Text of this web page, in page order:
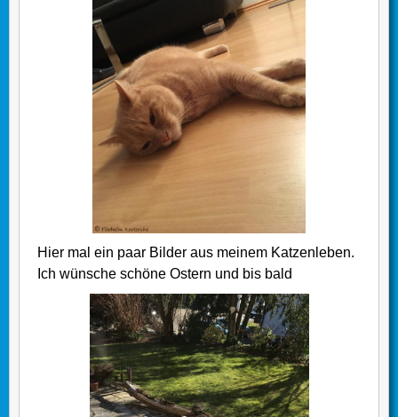
Hier mal ein paar Bilder aus meinem Katzenleben.
Ich wünsche schöne Ostern und bis bald